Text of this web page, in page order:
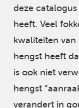
deze catalogus
heeft. Veel
kwaliteiten van
hengst heeft
is ook niet
hengst
verandert in